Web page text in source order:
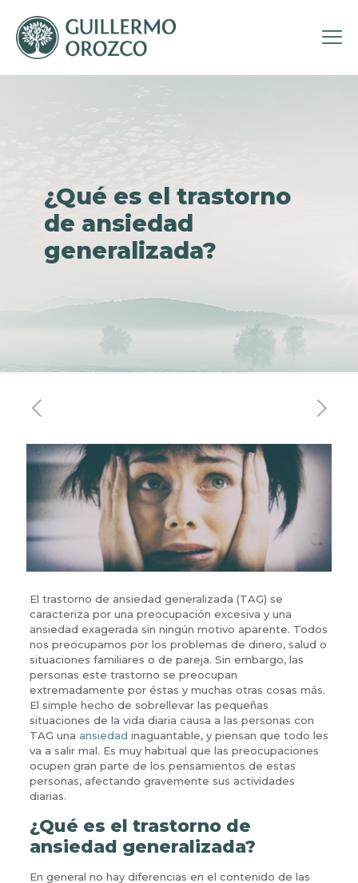
¿Qué es el trastorno
de ansiedad
generalizada?
El trastorno de ansiedad generalizada (TAG) se
caracteriza por una preocupación excesiva y una
ansiedad exagerada sin ningún motivo aparente. Todos
nos preocupamos por los problemas de dinero, salud o
situaciones familiares o de pareja. Sin embargo, las
personas este trastorno se preocupan
extremadamente por éstas y muchas otras cosas más.
El simple hecho de sobrellevar las pequeñas
situaciones de la vida diaria causa a las personas con
TAG una ansiedad inaguantable, y piensan que todo les
va a salir mal. Es muy habitual que las preocupaciones
ocupen gran parte de los pensamientos de estas
personas, afectando gravemente sus actividades
diarias.
¿Qué es el trastorno de
ansiedad generalizada?
En general no hay diferencias en el contenido de las